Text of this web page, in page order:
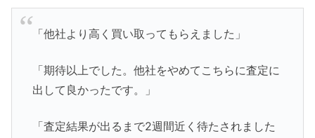
「他社より高く買い取ってもらえました」
「期待以上でした。他社をやめてこちらに査定に
出して良かったです。」
「査定結果が出るまで2週間近く待たされました